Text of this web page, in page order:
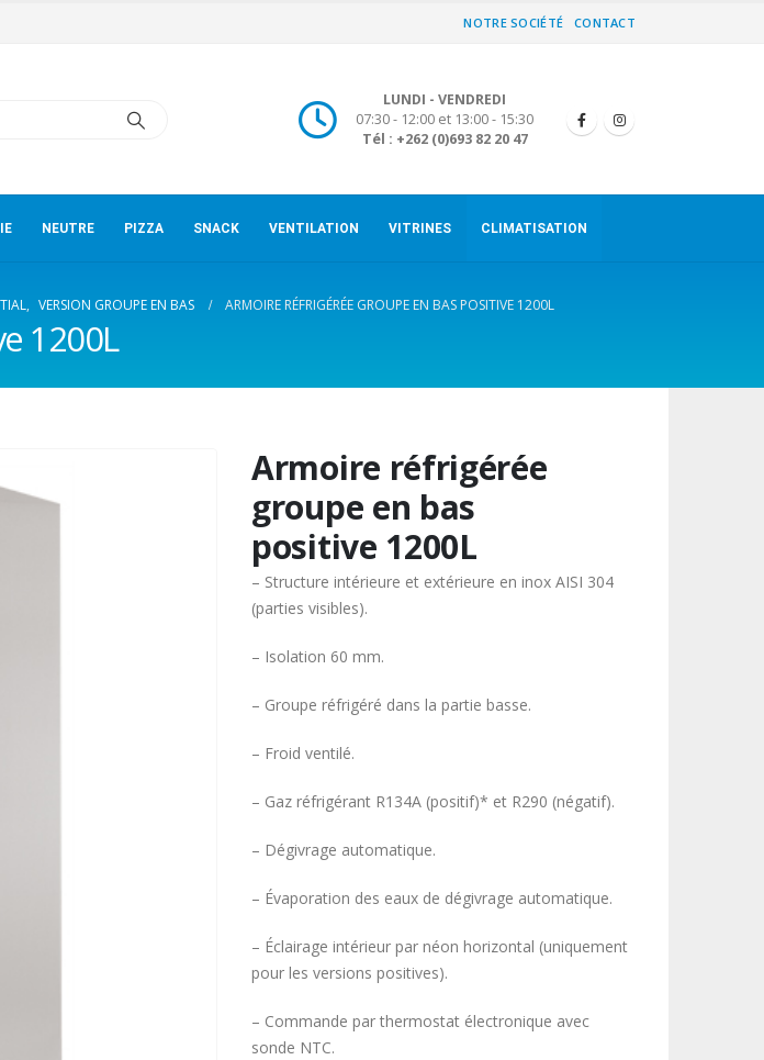
NOTRE SOCIÉTÉ CONTACT
LUNDI - VENDREDI
07:30 - 12:00 et 13:00 - 15:30
Tél : +262 (0)693 82 20 47
NEUTRE PIZZA SNACK VENTILATION VITRINES CLIMATISATION
, VERSION GROUPE EN BAS ARMOIRE RÉFRIGÉRÉE GROUPE EN BAS POSITIVE 1200L
1200L
Armoire réfrigérée
groupe en bas
positive 1200L
– Structure intérieure et extérieure en inox AISI 304
(parties visibles).
– Isolation 60 mm.
– Groupe réfrigéré dans la partie basse.
– Froid ventilé.
– Gaz réfrigérant R134A (positif)* et R290 (négatif).
– Dégivrage automatique.
– Évaporation des eaux de dégivrage automatique.
– Éclairage intérieur par néon horizontal (uniquement
pour les versions positives).
– Commande par thermostat électronique avec
sonde NTC.